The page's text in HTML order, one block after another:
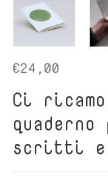
€24,00
Ci
scritti e